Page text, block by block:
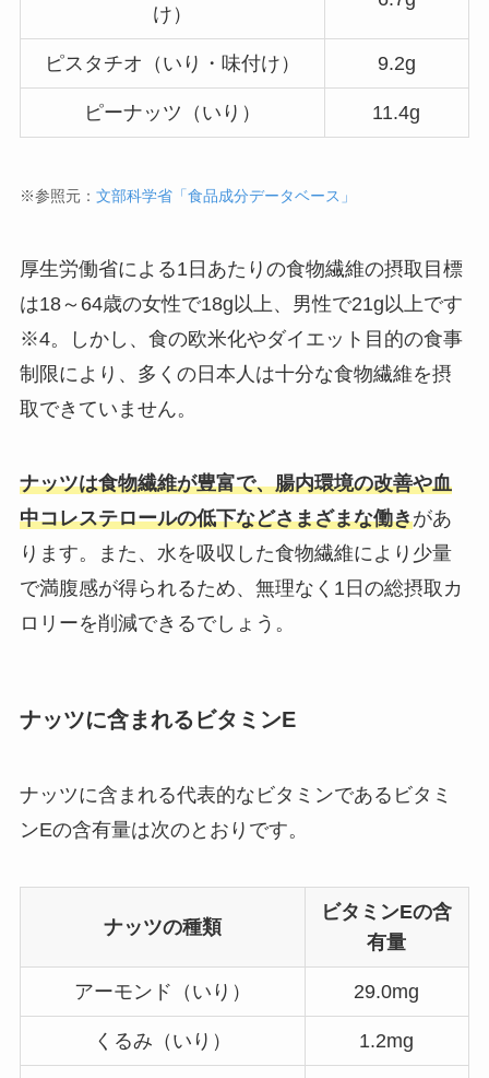
け）
ピスタチオ（いり・味付け） 9.2g
ピーナッツ（いり） 11.4g
※参照元： 文部科学省「食品成分データベース」
厚生労働省による1日あたりの食物繊維の摂取目標
は18～64歳の女性で18g以上、男性で21g以上です
※4。しかし、食の欧米化やダイエット目的の食事
制限により、多くの日本人は十分な食物繊維を摂
取できていません。
ナッツは食物繊維が豊富で、腸内環境の改善や血
中コレステロールの低下などさまざまな働きがあ
ります。また、水を吸収した食物繊維により少量
で満腹感が得られるため、無理なく1日の総摂取カ
ロリーを削減できるでしょう。
ナッツに含まれるビタミンE
ナッツに含まれる代表的なビタミンであるビタミ
ンEの含有量は次のとおりです。
ナッツの種類
ビタミンEの含
有量
アーモンド（いり） 29.0mg
くるみ（いり） 1.2mg